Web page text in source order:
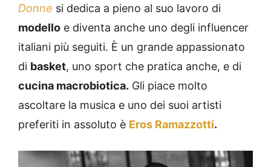
Donne si dedica a pieno al suo lavoro di
modello e diventa anche uno degli influencer
italiani più seguiti. È un grande appassionato
di basket, uno sport che pratica anche, e di
cucina macrobiotica. Gli piace molto
ascoltare la musica e uno dei suoi artisti
preferiti in assoluto è Eros Ramazzotti.